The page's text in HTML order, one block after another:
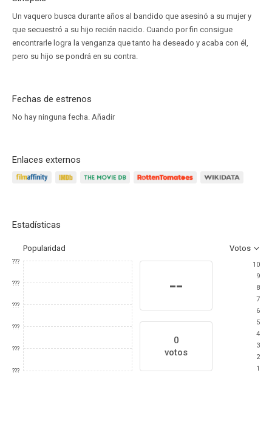
Un vaquero busca durante años al bandido que asesinó a su mujer y
que secuestró a su hijo recién nacido. Cuando por fin consigue
encontrarle logra la venganza que tanto ha deseado y acaba con él,
pero su hijo se pondrá en su contra.
Fechas de estrenos
No hay ninguna fecha. Añadir
Enlaces externos
Estadísticas
Popularidad Votos
???
???
???
???
???
???
--
0
votos
10
9
8
7
6
5
4
3
2
1